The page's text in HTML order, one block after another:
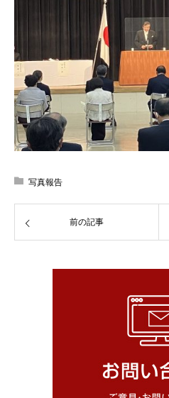
写真報告
前の記事